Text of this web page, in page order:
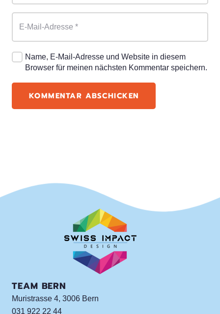
Name, E-Mail-Adresse und Website in diesem
Browser für meinen nächsten Kommentar speichern.
KOMMENTAR ABSCHICKEN
TEAM BERN
Muristrasse 4, 3006 Bern
031 922 22 44